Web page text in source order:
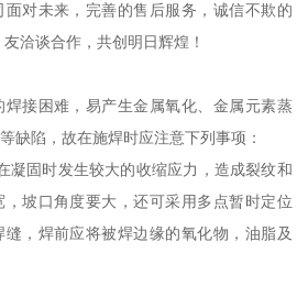
对未来，完善的售后服务，诚信不欺的
洽谈合作，共创明日辉煌！
接困难，易产生金属氧化、金属元素蒸
缺陷，故在施焊时应注意下列事项：
凝固时发生较大的收缩应力，造成裂纹和
坡口角度要大，还可采用多点暂时定位
，焊前应将被焊边缘的氧化物，油脂及